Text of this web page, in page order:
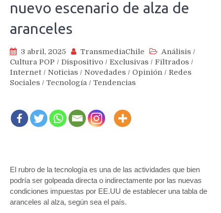
nuevo escenario de alza de
aranceles
3 abril, 2025 TransmediaChile Análisis /
Cultura POP / Dispositivo / Exclusivas / Filtrados /
Internet / Noticias / Novedades / Opinión / Redes
Sociales / Tecnología / Tendencias
El rubro de la tecnología es una de las actividades que bien
podría ser golpeada directa o indirectamente por las nuevas
condiciones impuestas por EE.UU de establecer una tabla de
aranceles al alza, según sea el país.